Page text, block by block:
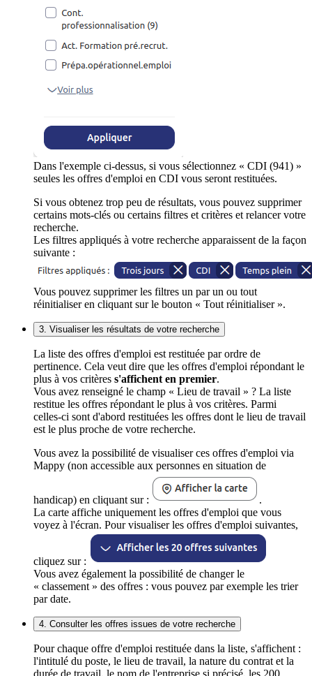
Dans l'exemple ci-dessus, si vous sélectionnez « CDI (941) »
seules les offres d'emploi en CDI vous seront restituées.
Si vous obtenez trop peu de résultats, vous pouvez supprimer
certains mots-clés ou certains filtres et critères et relancer votre
recherche.
Les filtres appliqués à votre recherche apparaissent de la façon
suivante :
Vous pouvez supprimer les filtres un par un ou tout
réinitialiser en cliquant sur le bouton « Tout réinitialiser ».
3. Visualiser les résultats de votre recherche
La liste des offres d'emploi est restituée par ordre de
pertinence. Cela veut dire que les offres d'emploi répondant le
plus à vos critères s'affichent en premier.
Vous avez renseigné le champ « Lieu de travail » ? La liste
restitue les offres répondant le plus à vos critères. Parmi
celles-ci sont d'abord restituées les offres dont le lieu de travail
est le plus proche de votre recherche.
Vous avez la possibilité de visualiser ces offres d'emploi via
Mappy (non accessible aux personnes en situation de
handicap) en cliquant sur :
.
La carte affiche uniquement les offres d'emploi que vous
voyez à l'écran. Pour visualiser les offres d'emploi suivantes,
cliquez sur :
Vous avez également la possibilité de changer le
« classement » des offres : vous pouvez par exemple les trier
par date.
4. Consulter les offres issues de votre recherche
Pour chaque offre d'emploi restituée dans la liste, s'affichent :
l'intitulé du poste, le lieu de travail, la nature du contrat et la
durée de travail, le nom de l'entreprise si précisé, les 200